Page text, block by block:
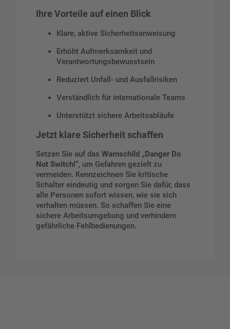
Ihre Vorteile auf einen Blick
Klare, aktive Sicherheitsanweisung
Erhöht Aufmerksamkeit und
Verantwortungsbewusstsein
Reduziert Unfall- und Ausfallrisiken
Verständlich für internationale Teams
Unterstützt sichere Arbeitsabläufe
Jetzt klare Sicherheit schaffen
Setzen Sie auf das Warnschild „Danger Do
Not Switch!“, um Gefahren gezielt zu
vermeiden. Kennzeichnen Sie kritische
Schalter eindeutig und sorgen Sie dafür, dass
alle Personen sofort wissen, wie sie sich
verhalten müssen. So schaffen Sie eine
sichere Arbeitsumgebung und verhindern
gefährliche Fehlbedienungen.